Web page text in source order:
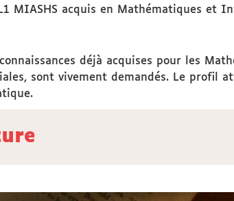
MIASHS acquis en Mathématiques et
déjà acquises pour les
sont vivement demandés. Le profil